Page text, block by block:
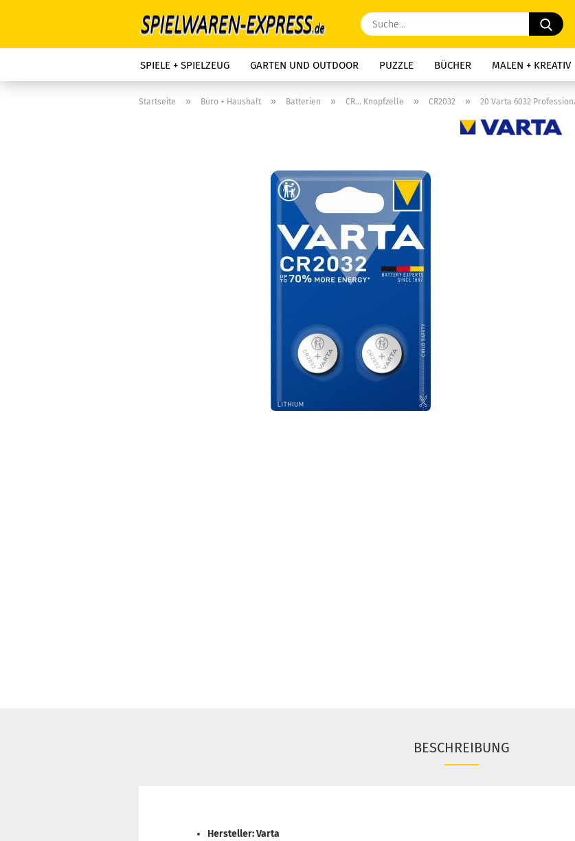
SPIELE + SPIELZEUG GARTEN UND OUTDOOR PUZZLE BÜCHER MALEN + KREATIV
Startseite » Büro + Haushalt » Batterien » CR... Knopfzelle » CR2032 » 20 Varta 6032
BESCHREIBUNG
Hersteller: Varta